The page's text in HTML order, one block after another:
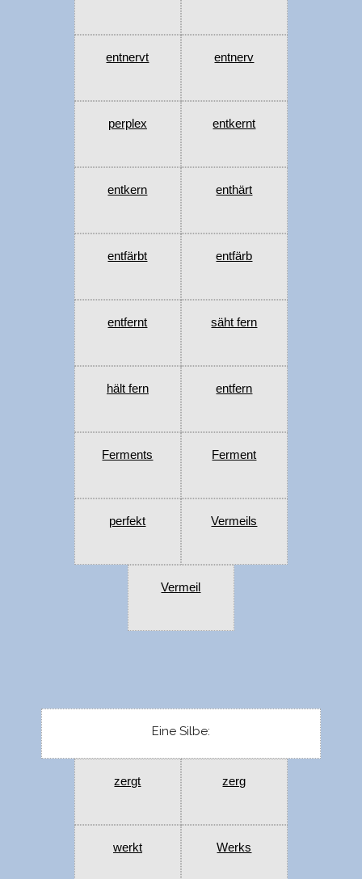
entnervt entnerv
perplex entkernt
entkern enthärt
entfärbt entfärb
entfernt säht fern
hält fern entfern
Ferments Ferment
perfekt Vermeils
Vermeil
Eine Silbe:
zergt zerg
werkt Werks